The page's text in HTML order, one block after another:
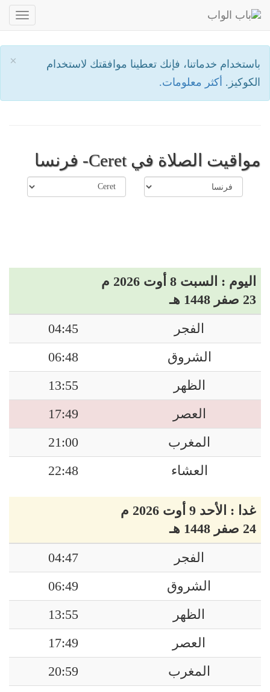
×
باستخدام خدماتنا، فإنك تعطينا موافقتك لاستخدام
الكوكيز. أكثر معلومات.
مواقيت الصلاة في Ceret- فرنسا
اليوم : السبت 8 أوت 2026 م
23 صفر 1448 هـ
الفجر
04:45
الشروق
06:48
الظهر
13:55
العصر
17:49
المغرب
21:00
العشاء
22:48
غدا : الأحد 9 أوت 2026 م
24 صفر 1448 هـ
الفجر
04:47
الشروق
06:49
الظهر
13:55
العصر
17:49
المغرب
20:59